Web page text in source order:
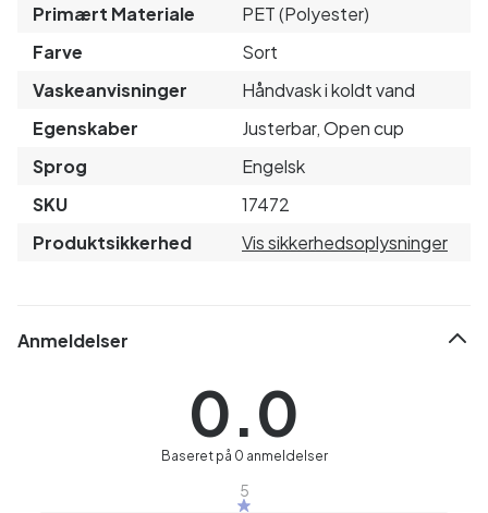
Primært Materiale
PET (Polyester)
Farve
Sort
Vaskeanvisninger
Håndvask i koldt vand
Egenskaber
Justerbar, Open cup
Sprog
Engelsk
SKU
17472
Produktsikkerhed
Vis sikkerhedsoplysninger
Anmeldelser
0.0
Baseret på 0 anmeldelser
5